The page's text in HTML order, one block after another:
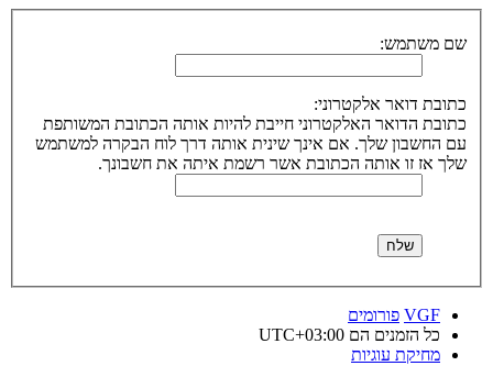
שם משתמש:
כתובת דואר אלקטרוני:
כתובת הדואר האלקטרוני חייבת להיות אותה הכתובת המשותפת
עם החשבון שלך. אם אינך שינית אותה דרך לוח הבקרה למשתמש
שלך אז זו אותה הכתובת אשר רשמת איתה את חשבונך.
VGF פורומים
כל הזמנים הם UTC+03:00
מחיקת עוגיות